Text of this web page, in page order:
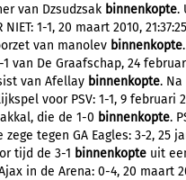
van Dzsudzsak binnenkopte.
NIET: 1-1, 20 maart 2010, 21:37:25
van manolev binnenkopte
van De Graafschap, 24
van Afellay binnenkopte. Na
voor PSV: 1-1, 9 februari
die de 1-0 binnenkopte.
tegen GA Eagles: 3-2, 25
tijd de 3-1 binnenkopte uit
in de Arena: 0-4, 20 maart